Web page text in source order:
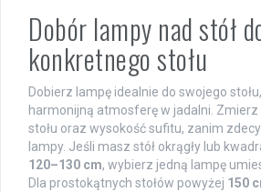
Dobór lampy nad stół
konkretnego stołu
Dobierz lampę idealnie do swojego
harmonijną atmosferę w jadalni. Zmierz
stołu oraz wysokość sufitu, zanim
lampy. Jeśli masz stół okrągły lub
120–130 cm, wybierz jedną lampę
Dla prostokątnych stołów powyżej 150